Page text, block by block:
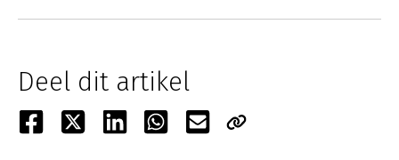
Deel dit artikel